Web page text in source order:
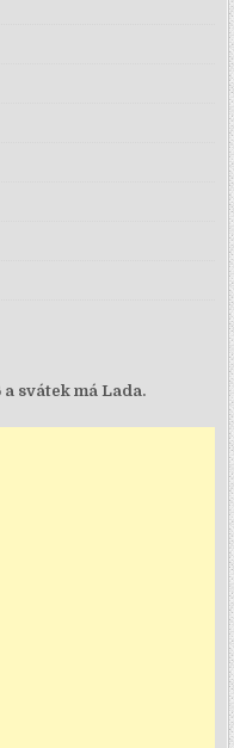
a svátek má Lada.